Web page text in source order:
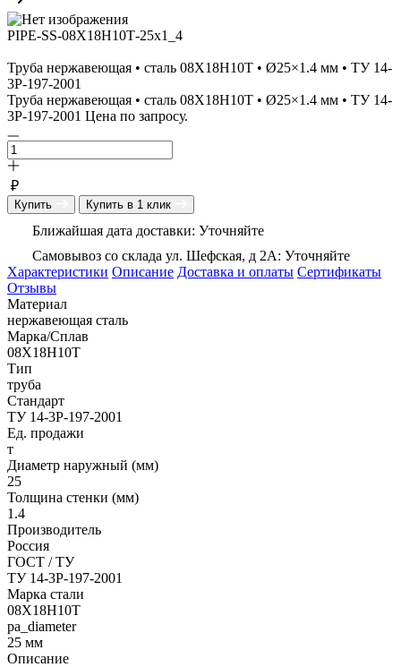
PIPE-SS-08Х18Н10Т-25x1_4
Труба нержавеющая • сталь 08Х18Н10Т • Ø25×1.4 мм • ТУ 14-
3Р-197-2001
Труба нержавеющая • сталь 08Х18Н10Т • Ø25×1.4 мм • ТУ 14-
3Р-197-2001 Цена по запросу.
₽
Купить Купить в 1 клик
Ближайшая дата доставки: Уточняйте
Самовывоз со склада ул. Шефская, д 2А: Уточняйте
Характеристики Описание Доставка и оплаты Сертификаты
Отзывы
Материал
нержавеющая сталь
Марка/Сплав
08Х18Н10Т
Тип
труба
Стандарт
ТУ 14-3Р-197-2001
Ед. продажи
т
Диаметр наружный (мм)
25
Толщина стенки (мм)
1.4
Производитель
Россия
ГОСТ / ТУ
ТУ 14-3Р-197-2001
Марка стали
08Х18Н10Т
pa_diameter
25 мм
Описание